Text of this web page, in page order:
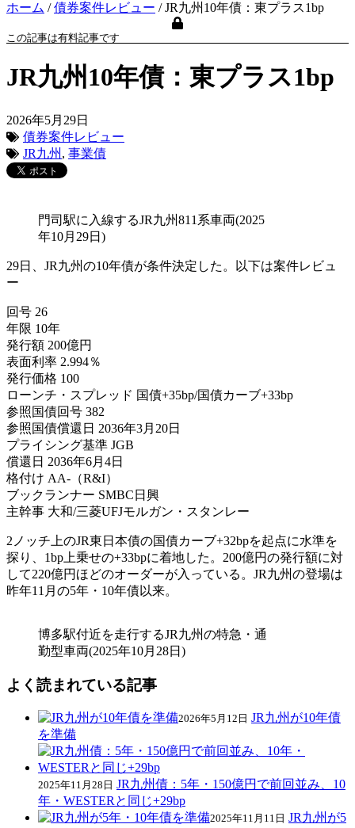
ホーム /債券案件レビュー /JR九州10年債：東プラス1bp
この記事は有料記事です
JR九州10年債：東プラス1bp
2026年5月29日
債券案件レビュー
JR九州 , 事業債
門司駅に入線するJR九州811系車両(2025
年10月29日)
29日、JR九州の10年債が条件決定した。以下は案件レビュ
ー
回号 26
年限 10年
発行額 200億円
表面利率 2.994％
発行価格 100
ローンチ・スプレッド 国債+35bp/国債カーブ+33bp
参照国債回号 382
参照国債償還日 2036年3月20日
プライシング基準 JGB
償還日 2036年6月4日
格付け AA-（R&I）
ブックランナー SMBC日興
主幹事 大和/三菱UFJモルガン・スタンレー
2ノッチ上のJR東日本債の国債カーブ+32bpを起点に水準を
探り、1bp上乗せの+33bpに着地した。200億円の発行額に対
して220億円ほどのオーダーが入っている。JR九州の登場は
昨年11月の5年・10年債以来。
博多駅付近を走行するJR九州の特急・通
勤型車両(2025年10月28日)
よく読まれている記事
2026年5月12日 JR九州が10年債
を準備
2025年11月28日 JR九州債：5年・150億円で前回並み、10
年・WESTERと同じ+29bp
2025年11月11日 JR九州が5